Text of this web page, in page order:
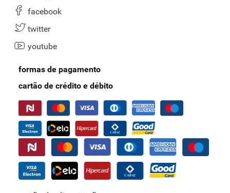
facebook
twitter
youtube
formas de pagamento
cartão de crédito e débito